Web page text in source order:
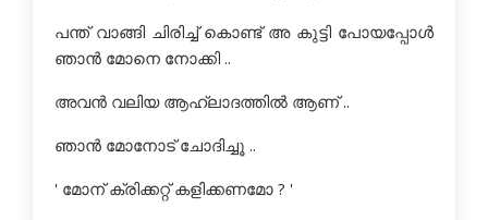
പന്ത് വാങ്ങി ചിരിച്ച് കൊണ്ട് അ കുട്ടി പോയപ്പോള്‍
ഞാന്‍ മോനെ നോക്കി ..
അവന്‍ വലിയ ആഹ്ലാദത്തില്‍ ആണ് ..
ഞാന്‍ മോനോട് ചോദിച്ചൂ ..
' മോന് ക്രിക്കറ്റ് കളിക്കണമോ ? '